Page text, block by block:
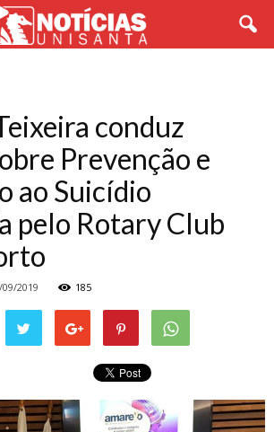
conduz
Prevenção e
ao Suicídio
pelo Rotary Club
2019 185